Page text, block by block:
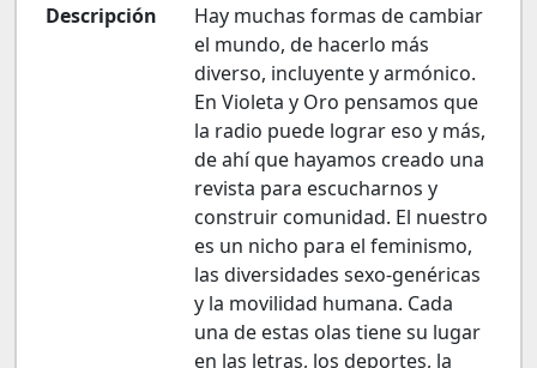
Descripción
Hay muchas formas de cambiar
el mundo, de hacerlo más
diverso, incluyente y armónico.
En Violeta y Oro pensamos que
la radio puede lograr eso y más,
de ahí que hayamos creado una
revista para escucharnos y
construir comunidad. El nuestro
es un nicho para el feminismo,
las diversidades sexo-genéricas
y la movilidad humana. Cada
una de estas olas tiene su lugar
en las letras, los deportes, la